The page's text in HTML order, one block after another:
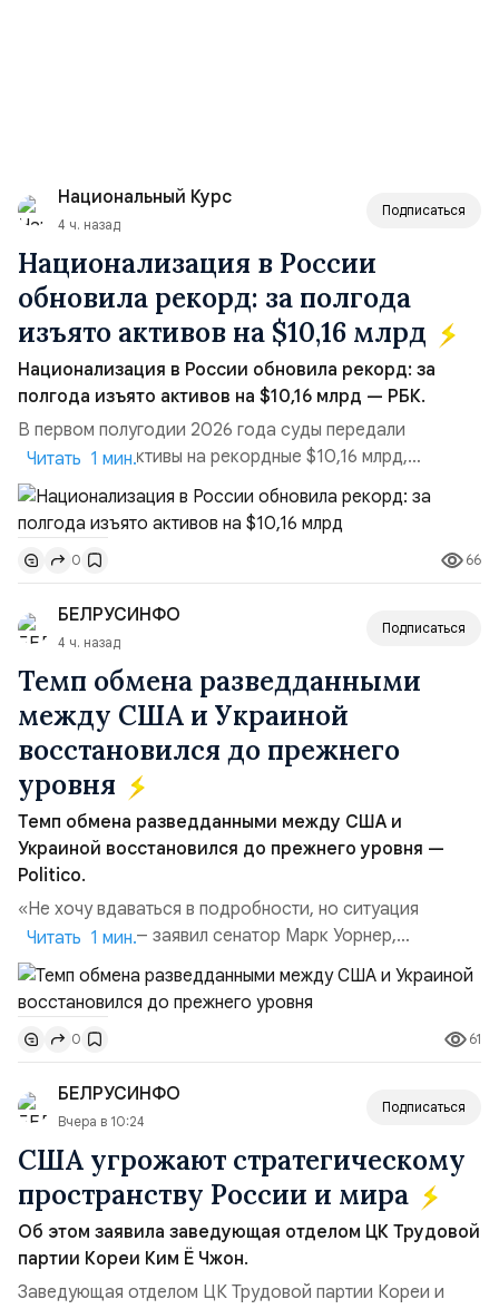
Национальный Курс
4 ч. назад
Подписаться
Национализация в России
обновила рекорд: за полгода
изъято активов на $10,16 млрд
Национализация в России обновила рекорд: за
полгода изъято активов на $10,16 млрд — РБК.
В первом полугодии 2026 года суды передали
государству активы на рекордные $10,16 млрд,
подсчитали аналитики AK&M. Это в 2,5 раза больше,
чем за аналогичный период 2025 года ($3,95 млрд).
Всего зафиксировано 15 национализационных
транзакций, которые обеспечили 42,2% денежного
объёма всего российского рынка слияний и
поглощений. Крупнейшей ...
Читать 1 мин.
0 66
БЕЛРУСИНФО
4 ч. назад
Подписаться
Темп обмена разведданными
между США и Украиной
восстановился до прежнего
уровня
Темп обмена разведданными между США и
Украиной восстановился до прежнего уровня —
Politico.
«Не хочу вдаваться в подробности, но ситуация
улучшилась», — заявил сенатор Марк Уорнер,
высокопоставленный член комитета по разведке,
добавив, что использование Украиной беспилотников и
ракет большой дальности позволило ей наносить
удары вглубь российской территории и укрепило её
позиции.Сотрудничество со стороны США стало
ключом к позитивному пов...
Читать 1 мин.
0 61
БЕЛРУСИНФО
Вчера в 10:24
Подписаться
США угрожают стратегическому
пространству России и мира
Об этом заявила заведующая отделом ЦК Трудовой
партии Кореи Ким Ё Чжон.
Заведующая отделом ЦК Трудовой партии Кореи и